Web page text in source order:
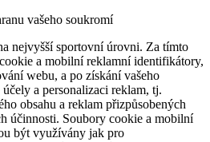
vašeho soukromí
nejvyšší sportovní úrovni. Za tímto
a mobilní reklamní identifikátory,
webu, a po získání vašeho
a personalizaci reklam, tj.
obsahu a reklam přizpůsobených
účinnosti. Soubory cookie a mobilní
být využívány jak pro